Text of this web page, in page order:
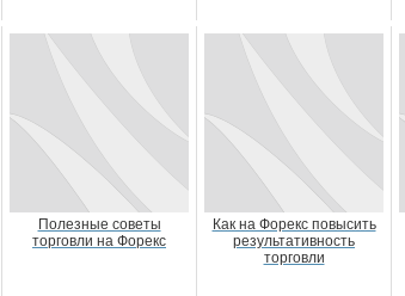
Полезные советы
торговли на Форекс
Как на Форекс повысить
результативность
торговли